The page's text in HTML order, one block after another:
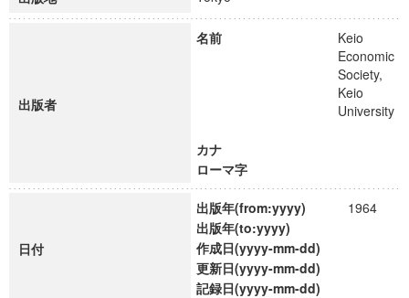
出版者
名前
Keio
Economic
Society,
Keio
University
カナ
ローマ字
日付
出版年(from:yyyy)
1964
出版年(to:yyyy)
作成日(yyyy-mm-dd)
更新日(yyyy-mm-dd)
記録日(yyyy-mm-dd)